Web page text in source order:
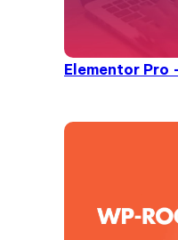
Elementor Pro